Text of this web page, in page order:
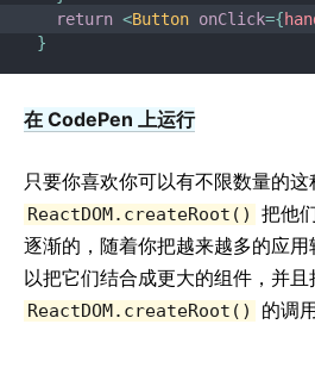
return <Button onClick={
}
在 CodePen 上运行
只要你喜欢你可以有不限数量的
ReactDOM.createRoot()
把他
逐渐的，随着你把越来越多的应
以把它们结合成更大的组件，并且
ReactDOM.createRoot() 的调